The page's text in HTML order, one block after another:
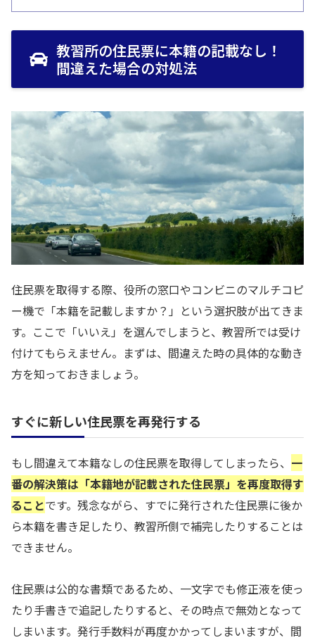
教習所の住民票に本籍の記載なし！
間違えた場合の対処法
住民票を取得する際、役所の窓口やコンビニのマルチコピ
ー機で「本籍を記載しますか？」という選択肢が出てきま
す。ここで「いいえ」を選んでしまうと、教習所では受け
付けてもらえません。まずは、間違えた時の具体的な動き
方を知っておきましょう。
すぐに新しい住民票を再発行する
もし間違えて本籍なしの住民票を取得してしまったら、 一
番の解決策は「本籍地が記載された住民票」を再度取得す
ることです。残念ながら、すでに発行された住民票に後か
ら本籍を書き足したり、教習所側で補完したりすることは
できません。
住民票は公的な書類であるため、一文字でも修正液を使っ
たり手書きで追記したりすると、その時点で無効となって
しまいます。発行手数料が再度かかってしまいますが、間